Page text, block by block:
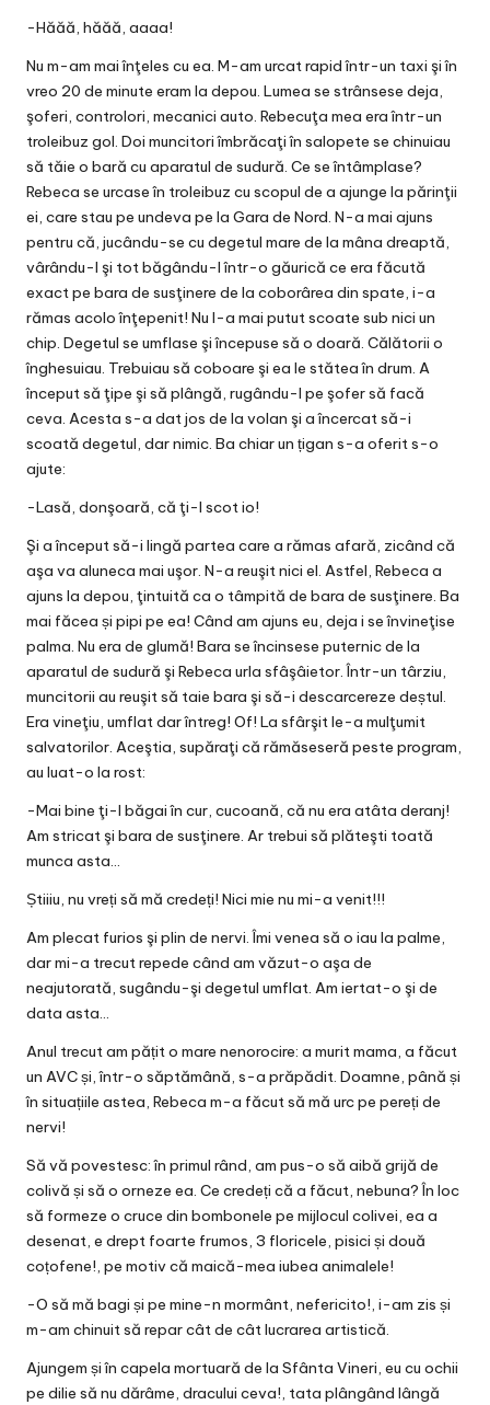
-Hăăă, hăăă, aaaa!
Nu m-am mai înţeles cu ea. M-am urcat rapid într-un taxi şi în
vreo 20 de minute eram la depou. Lumea se strânsese deja,
şoferi, controlori, mecanici auto. Rebecuţa mea era într-un
troleibuz gol. Doi muncitori îmbrăcaţi în salopete se chinuiau
să tăie o bară cu aparatul de sudură. Ce se întâmplase?
Rebeca se urcase în troleibuz cu scopul de a ajunge la părinţii
ei, care stau pe undeva pe la Gara de Nord. N-a mai ajuns
pentru că, jucându-se cu degetul mare de la mâna dreaptă,
vârându-l şi tot băgându-l într-o găurică ce era făcută
exact pe bara de susţinere de la coborârea din spate, i-a
rămas acolo înţepenit! Nu l-a mai putut scoate sub nici un
chip. Degetul se umflase şi începuse să o doară. Călătorii o
înghesuiau. Trebuiau să coboare şi ea le stătea în drum. A
început să ţipe şi să plângă, rugându-l pe şofer să facă
ceva. Acesta s-a dat jos de la volan şi a încercat să-i
scoată degetul, dar nimic. Ba chiar un țigan s-a oferit s-o
ajute:
-Lasă, donşoară, că ţi-l scot io!
Şi a început să-i lingă partea care a rămas afară, zicând că
aşa va aluneca mai uşor. N-a reuşit nici el. Astfel, Rebeca a
ajuns la depou, ţintuită ca o tâmpită de bara de susţinere. Ba
mai făcea și pipi pe ea! Când am ajuns eu, deja i se învineţise
palma. Nu era de glumă! Bara se încinsese puternic de la
aparatul de sudură şi Rebeca urla sfâşâietor. Într-un târziu,
muncitorii au reuşit să taie bara şi să-i descarcereze deștul.
Era vineţiu, umflat dar întreg! Of! La sfârşit le-a mulţumit
salvatorilor. Aceştia, supăraţi că rămăseseră peste program,
au luat-o la rost:
-Mai bine ţi-l băgai în cur, cucoană, că nu era atâta deranj!
Am stricat şi bara de susţinere. Ar trebui să plăteşti toată
munca asta…
Știiiu, nu vreți să mă credeți! Nici mie nu mi-a venit!!!
Am plecat furios şi plin de nervi. Îmi venea să o iau la palme,
dar mi-a trecut repede când am văzut-o aşa de
neajutorată, sugându-şi degetul umflat. Am iertat-o şi de
data asta…
Anul trecut am pățit o mare nenorocire: a murit mama, a făcut
un AVC și, într-o săptămână, s-a prăpădit. Doamne, până și
în situațiile astea, Rebeca m-a făcut să mă urc pe pereți de
nervi!
Să vă povestesc: în primul rând, am pus-o să aibă grijă de
colivă și să o orneze ea. Ce credeți că a făcut, nebuna? În loc
să formeze o cruce din bombonele pe mijlocul colivei, ea a
desenat, e drept foarte frumos, 3 floricele, pisici și două
coțofene!, pe motiv că maică-mea iubea animalele!
-O să mă bagi și pe mine-n mormânt, nefericito!, i-am zis și
m-am chinuit să repar cât de cât lucrarea artistică.
Ajungem și în capela mortuară de la Sfânta Vineri, eu cu ochii
pe dilie să nu dărâme, dracului ceva!, tata plângând lângă